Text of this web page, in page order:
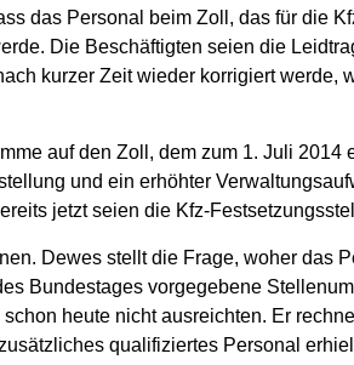
das Personal beim Zoll, das für die
Die Beschäftigten seien die
kurzer Zeit wieder korrigiert werde,
auf den Zoll, dem zum 1. Juli
und ein erhöhter
jetzt seien die Kfz-
Dewes stellt die Frage, woher das
Bundestages vorgegebene
heute nicht ausreichten. Er
qualifiziertes Personal